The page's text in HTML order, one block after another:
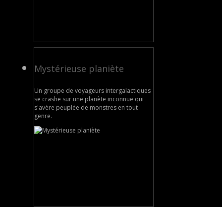
Mystérieuse planiète
Un groupe de voyageurs intergalactiques
se crashe sur une planète inconnue qui
s'avère peuplée de monstres en tout
genre.